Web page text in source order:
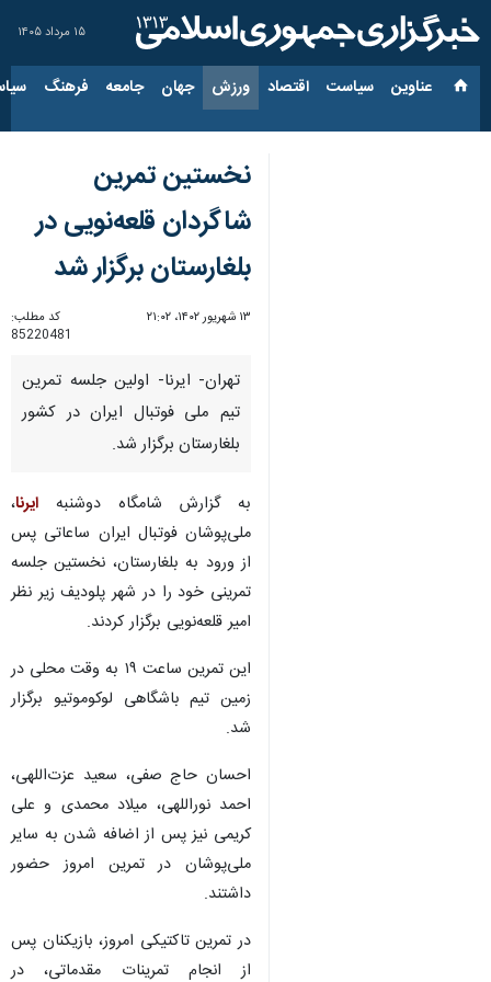
۱۵ مرداد ۱۴۰۵
عناوین‌ سیاست اقتصاد ورزش جهان جامعه فرهنگ
نخستین تمرین
شاگردان قلعه‌نویی در
بلغارستان برگزار شد
۱۳ شهریور ۱۴۰۲، ۲۱:۰۲
کد مطلب:
85220481
تهران- ایرنا- اولین جلسه تمرین
تیم ملی فوتبال ایران در کشور
بلغارستان برگزار شد.
به گزارش شامگاه دوشنبه ایرنا،
ملی‌پوشان فوتبال ایران ساعاتی پس
از ورود به بلغارستان، نخستین جلسه
تمرینی خود را در شهر پلودیف زیر نظر
امیر قلعه‌نویی برگزار کردند.
این تمرین ساعت ١٩ به وقت محلی در
زمین تیم باشگاهی لوکوموتیو برگزار
شد.
احسان حاج صفی، سعید عزت‌اللهی،
احمد نوراللهی، میلاد محمدی و علی
کریمی نیز پس از اضافه شدن به سایر
ملی‌پوشان در تمرین امروز حضور
داشتند.
در تمرین تاکتیکی امروز، بازیکنان پس
از انجام تمرینات مقدماتی، در